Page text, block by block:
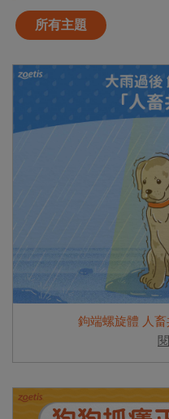
所有主題
鉤端螺旋體 人